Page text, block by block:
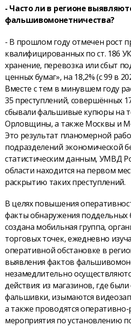
- Часто ли в регионе
фальшивомонетничества?
- В прошлом году отмечен рост
квалифицированных по ст. 186
хранение, перевозка или сбыт
ценных бумаг», на 18,2% (с 99 в
Вместе с тем в минувшем году
35 преступлений, совершённых
сбывали фальшивые купюры на
Орловщины, а также Москвы и
Это результат планомерной
подразделений экономической
статистическим данным, УМВД
области находится на первом
раскрытию таких преступлений.
В целях повышения
факты обнаружения поддельных
создана мобильная группа,
торговых точек, ежедневно
оперативной обстановке в
выявления фактов
незамедлительно
действия: из магазинов, где
фальшивки, изымаются
а также проводятся
мероприятия по установлению